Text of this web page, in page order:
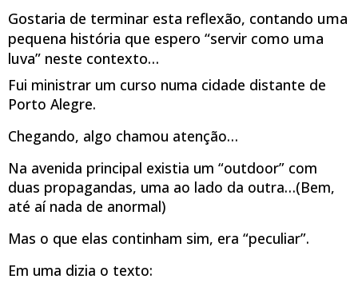
Gostaria de terminar esta reflexão, contando uma
pequena história que espero “servir como uma
luva” neste contexto…
Fui ministrar um curso numa cidade distante de
Porto Alegre.
Chegando, algo chamou atenção…
Na avenida principal existia um “outdoor” com
duas propagandas, uma ao lado da outra…(Bem,
até aí nada de anormal)
Mas o que elas continham sim, era “peculiar”.
Em uma dizia o texto: